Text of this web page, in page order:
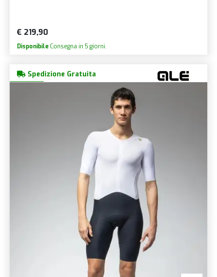
€ 219,90
Disponibile Consegna in 5 giorni.
Spedizione Gratuita